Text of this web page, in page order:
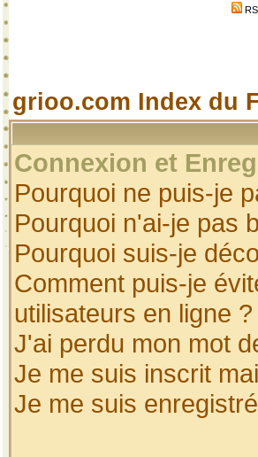
grioo.com Index du
Connexion et
Pourquoi ne puis-je
Pourquoi n'ai-je pas
Pourquoi suis-je
Comment puis-je
utilisateurs en ligne ?
J'ai perdu mon mot
Je me suis inscrit
Je me suis